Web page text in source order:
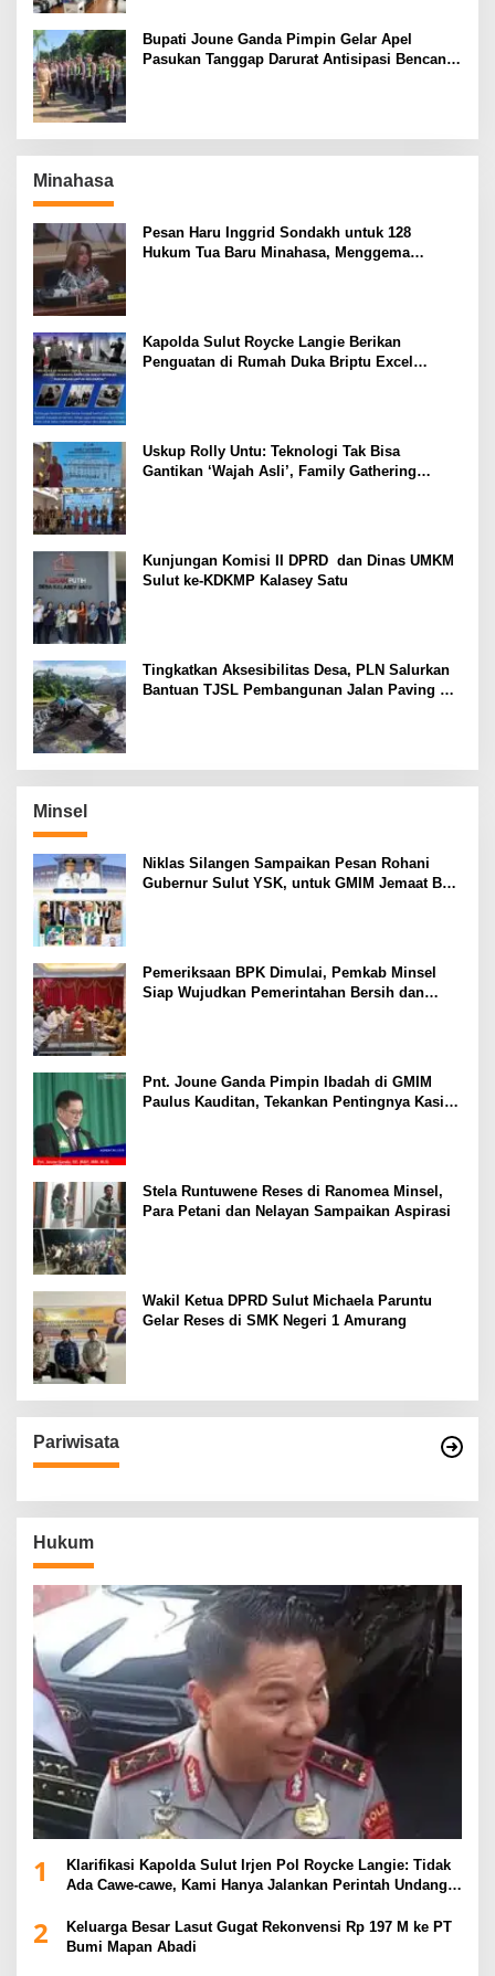
Bupati Joune Ganda Pimpin Gelar Apel
Pasukan Tanggap Darurat Antisipasi Bencana
Minahasa
Pesan Haru Inggrid Sondakh untuk 128
Hukum Tua Baru Minahasa, Menggema
Kapolda Sulut Roycke Langie Berikan
Penguatan di Rumah Duka Briptu Excel
Uskup Rolly Untu: Teknologi Tak Bisa
Gantikan ‘Wajah Asli’, Family Gathering
Kunjungan Komisi II DPRD dan Dinas UMKM
Sulut ke-KDKMP Kalasey Satu
Tingkatkan Aksesibilitas Desa, PLN Salurkan
Bantuan TJSL Pembangunan Jalan Paving di
Minsel
Niklas Silangen Sampaikan Pesan Rohani
Gubernur Sulut YSK, untuk GMIM Jemaat Bait
Pemeriksaan BPK Dimulai, Pemkab Minsel
Siap Wujudkan Pemerintahan Bersih dan
Pnt. Joune Ganda Pimpin Ibadah di GMIM
Paulus Kauditan, Tekankan Pentingnya Kasih
Stela Runtuwene Reses di Ranomea Minsel,
Para Petani dan Nelayan Sampaikan Aspirasi
Wakil Ketua DPRD Sulut Michaela Paruntu
Gelar Reses di SMK Negeri 1 Amurang
Pariwisata
Hukum
1
Klarifikasi Kapolda Sulut Irjen Pol Roycke Langie: Tidak
Ada Cawe-cawe, Kami Hanya Jalankan Perintah Undang-
2
Keluarga Besar Lasut Gugat Rekonvensi Rp 197 M ke PT
Bumi Mapan Abadi